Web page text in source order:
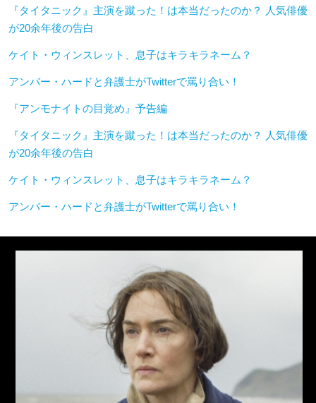
『タイタニック』主演を蹴った！は本当だったのか？ 人気俳優
が20余年後の告白
ケイト・ウィンスレット、息子はキラキラネーム？
アンバー・ハードと弁護士がTwitterで罵り合い！
『アンモナイトの目覚め』予告編
『タイタニック』主演を蹴った！は本当だったのか？ 人気俳優
が20余年後の告白
ケイト・ウィンスレット、息子はキラキラネーム？
アンバー・ハードと弁護士がTwitterで罵り合い！